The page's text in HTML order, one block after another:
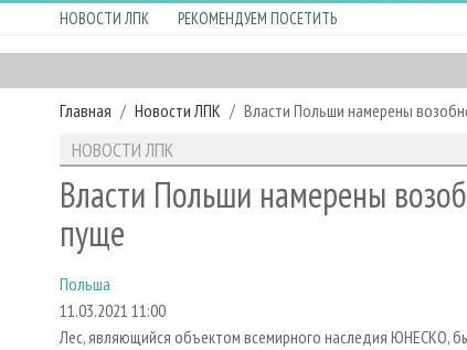
НОВОСТИ ЛПК
РЕКОМЕНДУЕМ ПОСЕТИТЬ
Главная Новости ЛПК Власти Польши намерены
НОВОСТИ ЛПК
Власти Польши намерены
пуще
Польша
11.03.2021 11:00
Лес, являющийся объектом всемирного наследия ЮНЕСКО,